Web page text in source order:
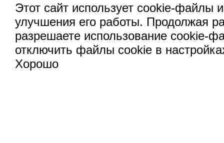
Этот сайт использует cookie-файлы
улучшения его работы. Продолжая
разрешаете использование cookie-
отключить файлы cookie в
Хорошо